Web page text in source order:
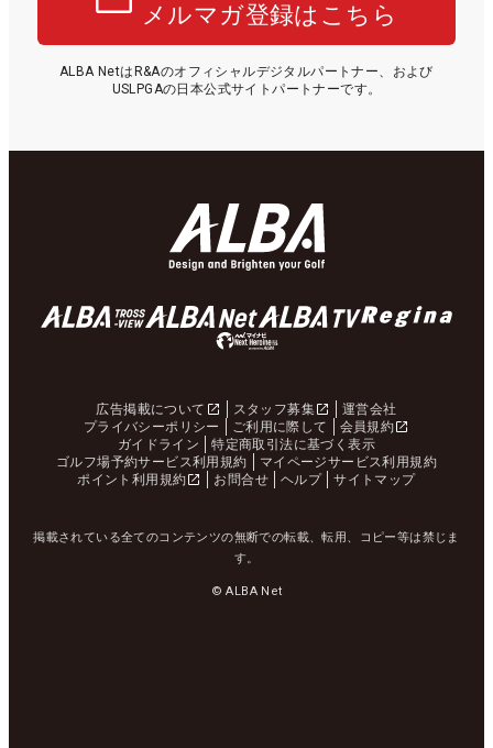
メルマガ登録はこちら
ALBA NetはR&Aのオフィシャルデジタルパートナー、および
USLPGAの日本公式サイトパートナーです。
広告掲載について スタッフ募集
運営会社
プライバシーポリシー
ご利用に際して
会員規約
ガイドライン
特定商取引法に基づく表示
ゴルフ場予約サービス利用規約
マイページサービス利用規約
ポイント利用規約
お問合せ ヘルプ サイトマップ
掲載されている全てのコンテンツの無断での転載、転用、コピー等は禁じま
す。
© ALBA Net